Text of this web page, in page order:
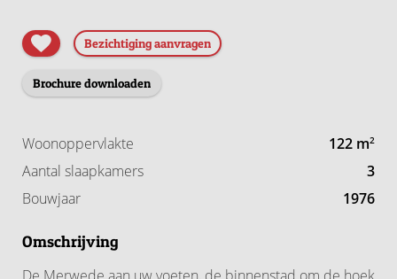
Bezichtiging aanvragen
Brochure downloaden
Woonoppervlakte 122 m2
Aantal slaapkamers
3
Bouwjaar
1976
Omschrijving